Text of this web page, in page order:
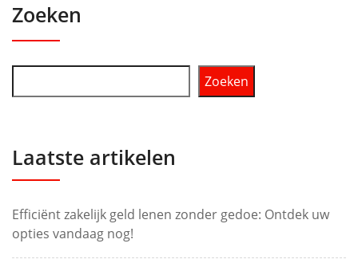
Zoeken
Zoeken
Laatste artikelen
Efficiënt zakelijk geld lenen zonder gedoe: Ontdek uw
opties vandaag nog!